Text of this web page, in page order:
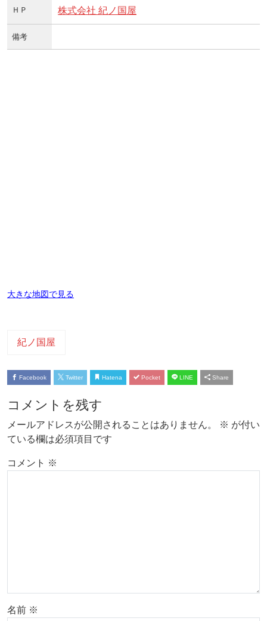
ＨＰ 株式会社 紀ノ国屋
備考
大きな地図で見る
紀ノ国屋
Facebook Twitter Hatena Pocket LINE Share
コメントを残す
メールアドレスが公開されることはありません。 ※ が付い
ている欄は必須項目です
コメント ※
名前 ※